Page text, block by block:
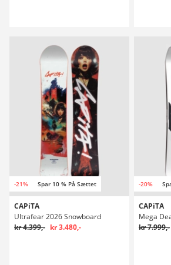
-21% Spar 10 % På Sættet
CAPiTA
Ultrafear 2026 Snowboard
kr 4.399,- kr 3.480,-
-20%
CAPiTA
Mega
kr 7.999,-